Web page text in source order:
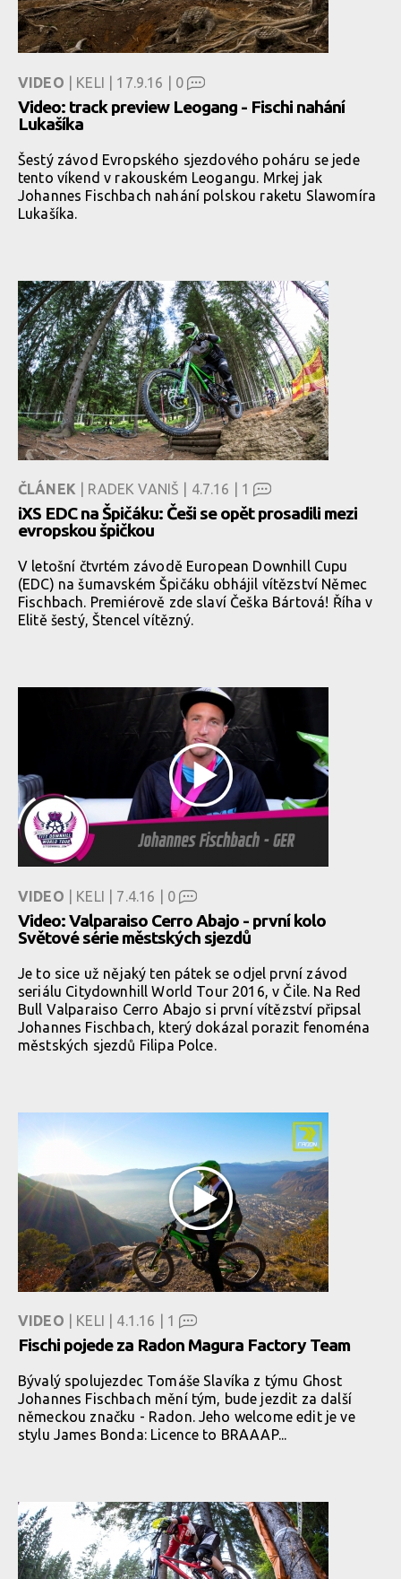
VIDEO | KELI | 17.9.16 | 0
Video: track preview Leogang - Fischi nahání
Lukašíka
Šestý závod Evropského sjezdového poháru se jede
tento víkend v rakouském Leogangu. Mrkej jak
Johannes Fischbach nahání polskou raketu Slawomíra
Lukašíka.
ČLÁNEK | RADEK VANIŠ | 4.7.16 | 1
iXS EDC na Špičáku: Češi se opět prosadili mezi
evropskou špičkou
V letošní čtvrtém závodě European Downhill Cupu
(EDC) na šumavském Špičáku obhájil vítězství Němec
Fischbach. Premiérově zde slaví Češka Bártová! Říha v
Elitě šestý, Štencel vítězný.
VIDEO | KELI | 7.4.16 | 0
Video: Valparaiso Cerro Abajo - první kolo
Světové série městských sjezdů
Je to sice už nějaký ten pátek se odjel první závod
seriálu Citydownhill World Tour 2016, v Čile. Na Red
Bull Valparaiso Cerro Abajo si první vítězství připsal
Johannes Fischbach, který dokázal porazit fenoména
městských sjezdů Filipa Polce.
VIDEO | KELI | 4.1.16 | 1
Fischi pojede za Radon Magura Factory Team
Bývalý spolujezdec Tomáše Slavíka z týmu Ghost
Johannes Fischbach mění tým, bude jezdit za další
německou značku - Radon. Jeho welcome edit je ve
stylu James Bonda: Licence to BRAAAP...